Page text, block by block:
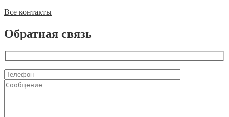
Все контакты
Обратная связь